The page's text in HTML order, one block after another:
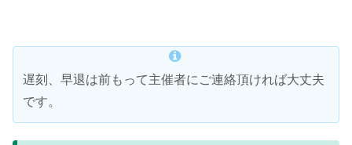
遅刻、早退は前もって主催者にご連絡頂ければ大丈夫
です。